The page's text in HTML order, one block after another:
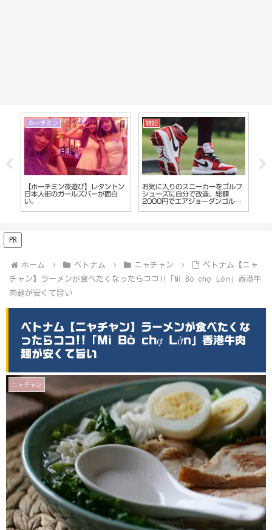
ホーチミン
【ホーチミン夜遊び】レタントン
日本人街のガールズバーが面白
い。
雑記
お気に入りのスニーカーをゴルフ
シューズに自分で改造。総額
2000円でエアジョーダンゴルフ
PR
ホーム ベトナム ニャチャン
ベトナム【ニャ
チャン】ラーメンが食べたくなったらココ!!「Mì Bò chợ Lớn」香港牛
肉麺が安くて旨い
ベトナム【ニャチャン】ラーメンが食べたくな
ったらココ!!「Mì Bò chợ Lớn」香港牛肉
麺が安くて旨い
ニャチャン